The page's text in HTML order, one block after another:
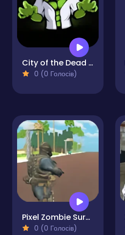
City of the Dead Zombie Shooter
0 (0 Голосів)
Pixel Zombie Survival
0 (0 Голосів)